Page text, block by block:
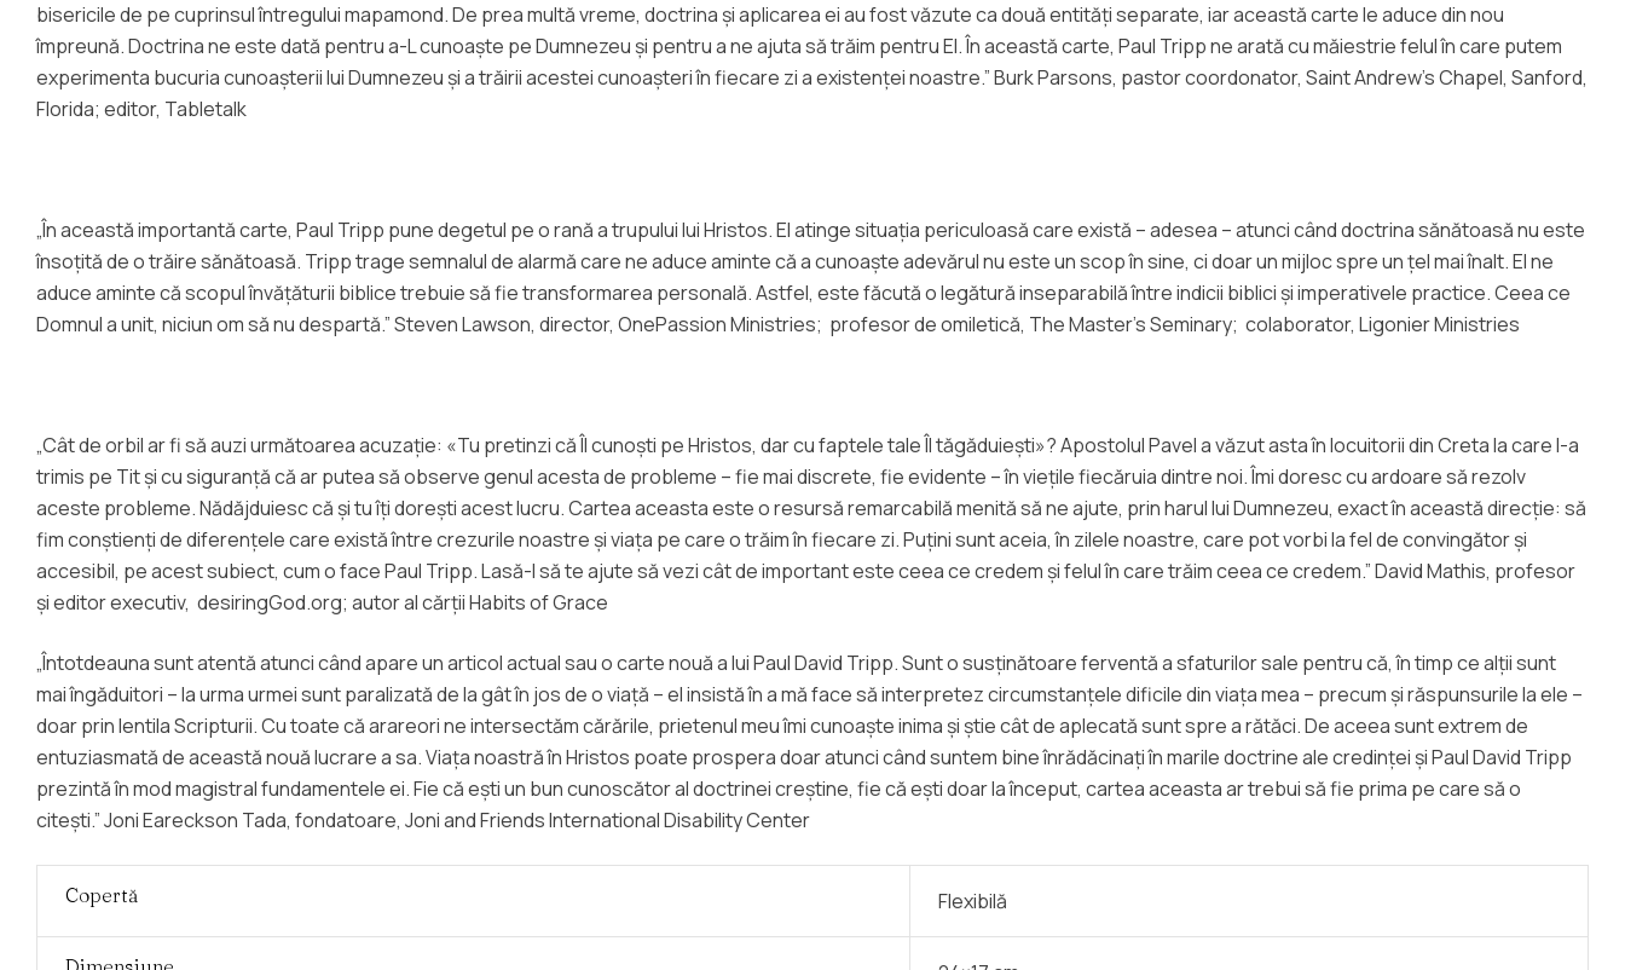
bisericile de pe cuprinsul întregului mapamond. De prea multă vreme, doctrina și aplicarea ei au fost văzute ca două entități separate, iar această carte le aduce din nou
împreună. Doctrina ne este dată pentru a-L cunoaște pe Dumnezeu și pentru a ne ajuta să trăim pentru El. În această carte, Paul Tripp ne arată cu măiestrie felul în care putem
experimenta bucuria cunoașterii lui Dumnezeu și a trăirii acestei cunoașteri în fiecare zi a existenței noastre.” Burk Parsons, pastor coordonator, Saint Andrew’s Chapel, Sanford,
Florida; editor, Tabletalk
„În această importantă carte, Paul Tripp pune degetul pe o rană a trupului lui Hristos. El atinge situația periculoasă care există – adesea – atunci când doctrina sănătoasă nu este
însoțită de o trăire sănătoasă. Tripp trage semnalul de alarmă care ne aduce aminte că a cunoaște adevărul nu este un scop în sine, ci doar un mijloc spre un țel mai înalt. El ne
aduce aminte că scopul învățăturii biblice trebuie să fie transformarea personală. Astfel, este făcută o legătură inseparabilă între indicii biblici și imperativele practice. Ceea ce
Domnul a unit, niciun om să nu despartă.” Steven Lawson, director, OnePassion Ministries; profesor de omiletică, The Master’s Seminary; colaborator, Ligonier Ministries
„Cât de orbil ar fi să auzi următoarea acuzație: «Tu pretinzi că Îl cunoști pe Hristos, dar cu faptele tale Îl tăgăduiești»? Apostolul Pavel a văzut asta în locuitorii din Creta la care l-a
trimis pe Tit și cu siguranță că ar putea să observe genul acesta de probleme – fie mai discrete, fie evidente – în viețile fiecăruia dintre noi. Îmi doresc cu ardoare să rezolv
aceste probleme. Nădăjduiesc că și tu îți dorești acest lucru. Cartea aceasta este o resursă remarcabilă menită să ne ajute, prin harul lui Dumnezeu, exact în această direcție: să
fim conștienți de diferențele care există între crezurile noastre și viața pe care o trăim în fiecare zi. Puțini sunt aceia, în zilele noastre, care pot vorbi la fel de convingător și
accesibil, pe acest subiect, cum o face Paul Tripp. Lasă-l să te ajute să vezi cât de important este ceea ce credem și felul în care trăim ceea ce credem.” David Mathis, profesor
și editor executiv, desiringGod.org; autor al cărții Habits of Grace
„Întotdeauna sunt atentă atunci când apare un articol actual sau o carte nouă a lui Paul David Tripp. Sunt o susținătoare ferventă a sfaturilor sale pentru că, în timp ce alții sunt
mai îngăduitori – la urma urmei sunt paralizată de la gât în jos de o viață – el insistă în a mă face să interpretez circumstanțele dificile din viața mea – precum și răspunsurile la ele –
doar prin lentila Scripturii. Cu toate că arareori ne intersectăm cărările, prietenul meu îmi cunoaște inima și știe cât de aplecată sunt spre a rătăci. De aceea sunt extrem de
entuziasmată de această nouă lucrare a sa. Viața noastră în Hristos poate prospera doar atunci când suntem bine înrădăcinați în marile doctrine ale credinței și Paul David Tripp
prezintă în mod magistral fundamentele ei. Fie că ești un bun cunoscător al doctrinei creștine, fie că ești doar la început, cartea aceasta ar trebui să fie prima pe care să o
citești.” Joni Eareckson Tada, fondatoare, Joni and Friends International Disability Center
Copertă Flexibilă